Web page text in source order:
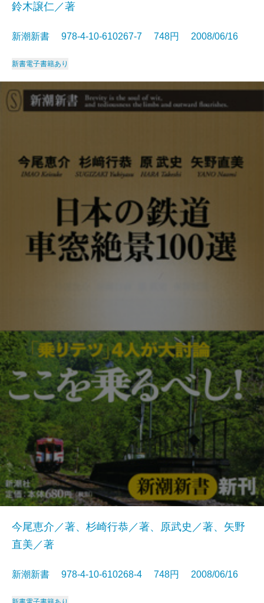
鈴木譲仁／著
新潮新書 978-4-10-610267-7 748円 2008/06/16
新書電子書籍あり
今尾恵介／著、杉崎行恭／著、原武史／著、矢野
直美／著
新潮新書 978-4-10-610268-4 748円 2008/06/16